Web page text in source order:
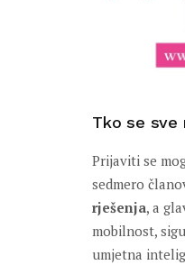
Tko se sve
Prijaviti se
sedmero
rješenja, a
mobilnost,
umjetna